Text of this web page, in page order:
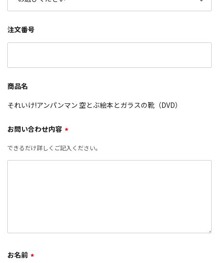
注文番号
商品名
それいけ!アンパンマン 空とぶ絵本とガラスの靴（DVD）
お問い合わせ内容 *
できるだけ詳しくご記入ください。
お名前 *